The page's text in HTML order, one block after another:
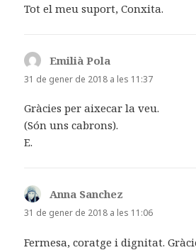
Tot el meu suport, Conxita.
Emilià Pola
dit:
31 de gener de 2018 a les 11:37
Gràcies per aixecar la veu.
(Són uns cabrons).
E.
Anna Sanchez
dit:
31 de gener de 2018 a les 11:06
Fermesa, coratge i dignitat.